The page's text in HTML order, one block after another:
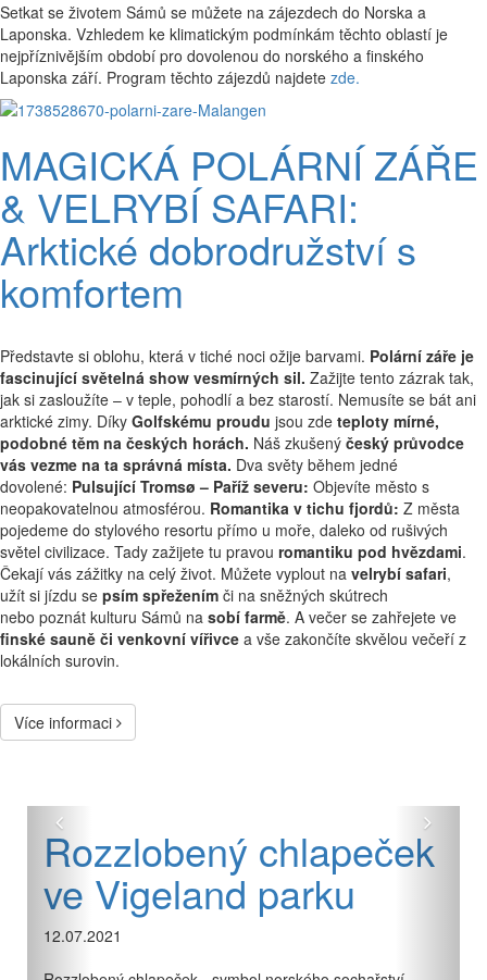
Setkat se životem Sámů se můžete na zájezdech do Norska a
Laponska. Vzhledem ke klimatickým podmínkám těchto oblastí je
nejpříznivějším období pro dovolenou do norského a finského
Laponska září. Program těchto zájezdů najdete zde.
MAGICKÁ POLÁRNÍ ZÁŘE
& VELRYBÍ SAFARI:
Arktické dobrodružství s
komfortem
Představte si oblohu, která v tiché noci ožije barvami. Polární záře je
fascinující světelná show vesmírných sil. Zažijte tento zázrak tak,
jak si zasloužíte – v teple, pohodlí a bez starostí. Nemusíte se bát ani
arktické zimy. Díky Golfskému proudu jsou zde teploty mírné,
podobné těm na českých horách. Náš zkušený český průvodce
vás vezme na ta správná místa. Dva světy během jedné
dovolené: Pulsující Tromsø – Paříž severu: Objevíte město s
neopakovatelnou atmosférou. Romantika v tichu fjordů: Z města
pojedeme do stylového resortu přímo u moře, daleko od rušivých
světel civilizace. Tady zažijete tu pravou romantiku pod hvězdami.
Čekají vás zážitky na celý život. Můžete vyplout na velrybí safari,
užít si jízdu se psím spřežením či na sněžných skútrech
nebo poznát kulturu Sámů na sobí farmě. A večer se zahřejete ve
finské sauně či venkovní vířivce a vše zakončíte skvělou večeří z
lokálních surovin.
Více informaci
Rozzlobený chlapeček
ve Vigeland parku
12.07.2021
Předchozí Další